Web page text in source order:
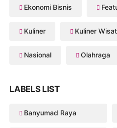
Ekonomi Bisnis
Kuliner Kuliner
Nasional Olahraga
LABELS LIST
Banyumad Raya